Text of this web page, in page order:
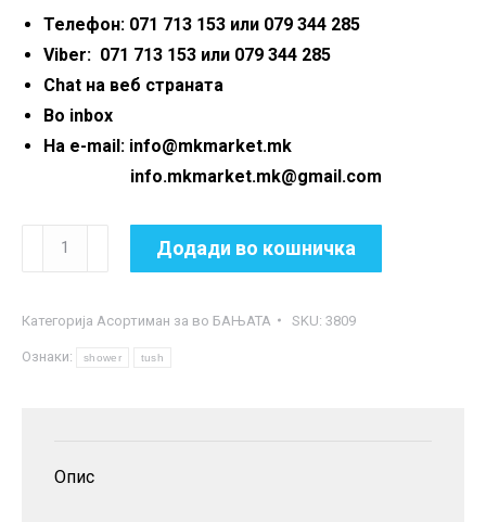
Телефон: 071 713 153 или 079 344 285
Viber: 071 713 153 или 079 344 285
Chat на веб страната
Во inbox
На e-mail: info@mkmarket.mk
info.mkmarket.mk@gmail.com
систем
бања
количина
Додади во кошничка
Категорија Асортиман за во БАЊАТА SKU: 3809
Ознаки: shower tush
Опис